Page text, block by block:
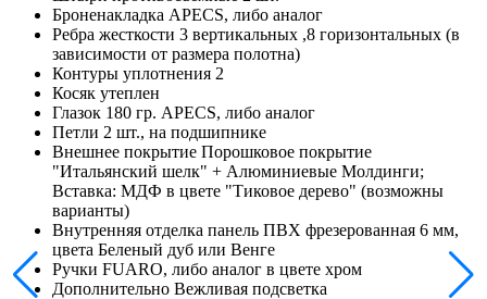
Броненакладка APECS, либо аналог
Ребра жесткости 3 вертикальных ,8 горизонтальных (в
зависимости от размера полотна)
Контуры уплотнения 2
Косяк утеплен
Глазок 180 гр. APECS, либо аналог
Петли 2 шт., на подшипнике
Внешнее покрытие Порошковое покрытие
"Итальянский шелк" + Алюминиевые Молдинги;
Вставка: МДФ в цвете "Тиковое дерево" (возможны
варианты)
Внутренняя отделка панель ПВХ фрезерованная 6 мм,
цвета Беленый дуб или Венге
Ручки FUARO, либо аналог в цвете хром
Дополнительно Вежливая подсветка